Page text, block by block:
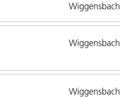
Wiggensbach
Wiggensbach
Wiggensbach